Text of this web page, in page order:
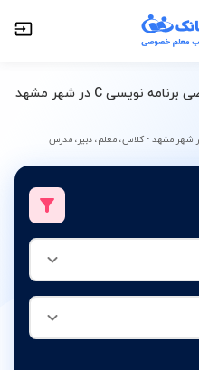
لیست بهترین اساتید تدریس خصوصی برنامه نویسی C در شهر مشهد
برنامه نویسی C